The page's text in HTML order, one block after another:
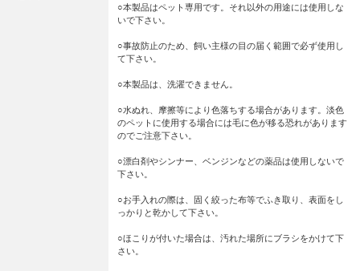
○本製品はペット専用です。それ以外の用途には使用しな
いで下さい。
○事故防止のため、飼い主様の目の届く範囲で必ず使用し
て下さい。
○本製品は、洗濯できません。
○水ぬれ、摩擦等により色落ちする場合があります。淡色
のペットに使用する場合には毛に色が移る恐れがあります
のでご注意下さい。
○漂白剤やシンナー、ベンジンなどの薬品は使用しないで
下さい。
○お手入れの際は、固く絞った布等でふき取り、表面をし
っかりと乾かして下さい。
○ほこりが付いた場合は、汚れた場所にブラシをかけて下
さい。